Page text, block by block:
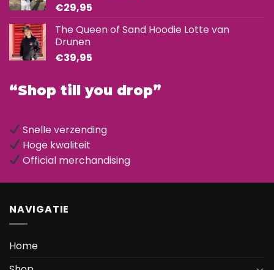
€29,95
The Queen of Sand Hoodie Lotte van
Drunen
€39,95
“Shop till you drop”
Snelle verzending
Hoge kwaliteit
Official merchandising
NAVIGATIE
Home